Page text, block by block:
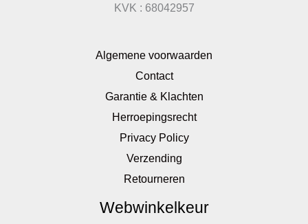
KVK : 68042957
Algemene voorwaarden
Contact
Garantie & Klachten
Herroepingsrecht
Privacy Policy
Verzending
Retourneren
Webwinkelkeur